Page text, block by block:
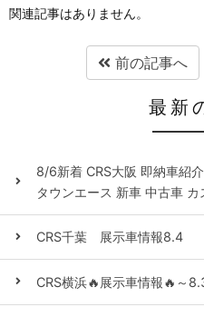
関連記事はありません。
前の記事へ
最新
8/6新着 CRS大阪 即納車紹
タウンエース 新車 中古車 カ
CRS千葉 展示車情報8.4
CRS横浜🔥展示車情報🔥～